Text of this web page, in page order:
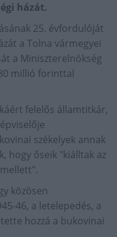
házát.
25. évfordulóját
a Tolna vármegyei
a Miniszterelnökség
millió forinttal
felelős államtitkár,
székelyek annak
hogy őseik "kiálltak az
közösen
46, a letelepedés, a
hozzá a bukovinai